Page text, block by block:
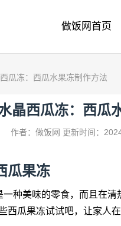
做饭网首页
瓜冻：西瓜水果冻制作方法
晶西瓜冻：西瓜
作者：做饭网 更新时间：
瓜果冻
种美味的零食，而且在
西瓜果冻试试吧，让家人